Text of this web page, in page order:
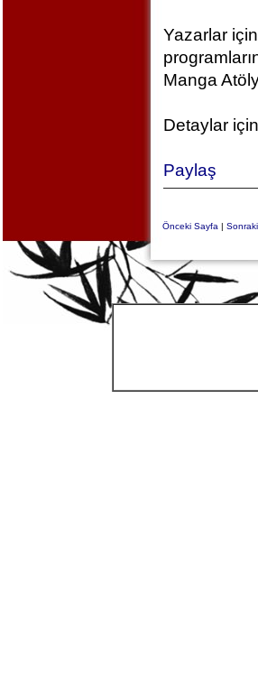
Yazarlar
Manga
Detaylar için
Paylaş
Önceki Sayfa |